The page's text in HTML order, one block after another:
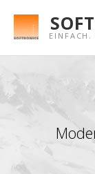
EINFACH.